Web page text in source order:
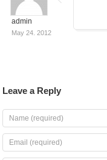
admin
May 24. 2012
Leave a Reply